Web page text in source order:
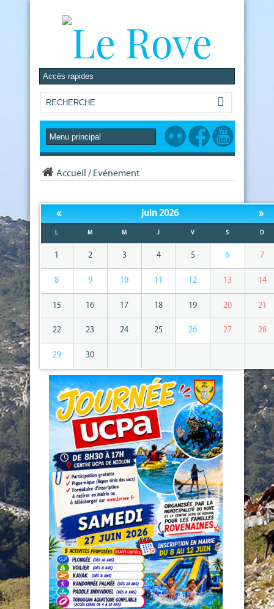
Accueil / Evénement
« juin 2026 »
L M M J V S D
1 2 3 4 5 6 7
8 9 10 11 12 13 14
15 16 17 18 19 20 21
22 23 24 25 26 27 28
29 30